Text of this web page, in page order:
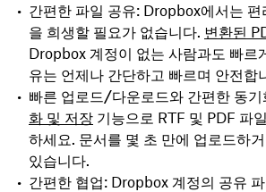
간편한 파일 공유: Dropbox에서는
을 희생할 필요가 없습니다. 변환된
Dropbox 계정이 없는 사람과도 빠르
유는 언제나 간단하고 빠르며 안전합
빠른 업로드/다운로드와 간편한 동기
화 및 저장 기능으로 RTF 및 PDF 파
하세요. 문서를 몇 초 만에 업로드하
있습니다.
간편한 협업: Dropbox 계정의 공유